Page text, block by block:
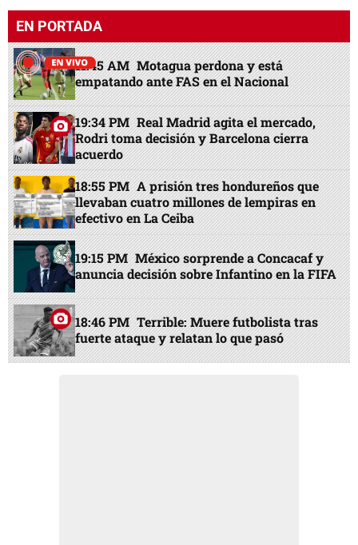
EN PORTADA
11:45 AM Motagua perdona y está
empatando ante FAS en el Nacional
19:34 PM Real Madrid agita el mercado,
Rodri toma decisión y Barcelona cierra
acuerdo
18:55 PM A prisión tres hondureños que
llevaban cuatro millones de lempiras en
efectivo en La Ceiba
19:15 PM México sorprende a Concacaf y
anuncia decisión sobre Infantino en la FIFA
18:46 PM Terrible: Muere futbolista tras
fuerte ataque y relatan lo que pasó